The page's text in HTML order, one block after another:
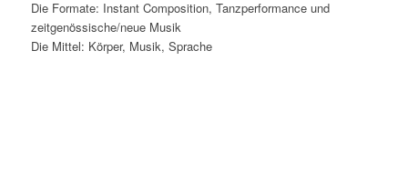
Die Formate: Instant Composition, Tanzperformance und
zeitgenössische/neue Musik
Die Mittel: Körper, Musik, Sprache